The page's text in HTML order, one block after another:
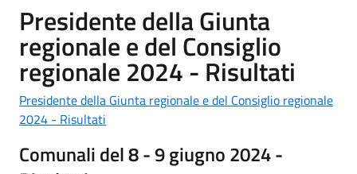
Presidente della Giunta
regionale e del Consiglio
regionale 2024 - Risultati
Presidente della Giunta regionale e del Consiglio regionale
2024 - Risultati
Comunali del 8 - 9 giugno 2024 -